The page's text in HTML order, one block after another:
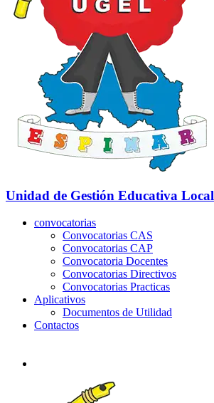
Unidad de Gestión Educativa Local
convocatorias
Convocatorias CAS
Convocatorias CAP
Convocatoria Docentes
Convocatorias Directivos
Convocatorias Practicas
Aplicativos
Documentos de Utilidad
Contactos